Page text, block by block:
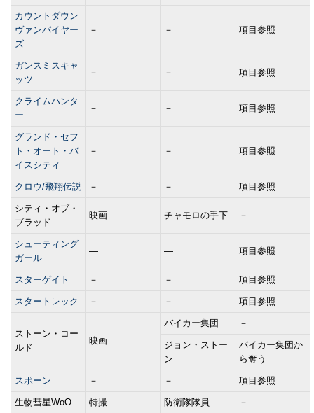
カウントダウン
ヴァンパイヤー
ズ
－ － 項目参照
ガンスミスキャ
ッツ
－ － 項目参照
クライムハンタ
ー
－ － 項目参照
グランド・セフ
ト・オート・バ
イスシティ
－ － 項目参照
クロウ/飛翔伝説 － － 項目参照
シティ・オブ・
ブラッド
映画 チャモロの手下 －
シューティング
ガール
― ― 項目参照
スターゲイト － － 項目参照
スタートレック － － 項目参照
ストーン・コー
ルド
映画
バイカー集団 －
ジョン・ストー
ン
バイカー集団か
ら奪う
スポーン － － 項目参照
生物彗星WoO 特撮 防衛隊隊員 －